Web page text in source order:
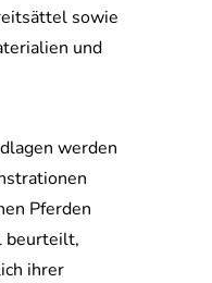
sowie
und
werden
Pferden
beurteilt,
ihrer